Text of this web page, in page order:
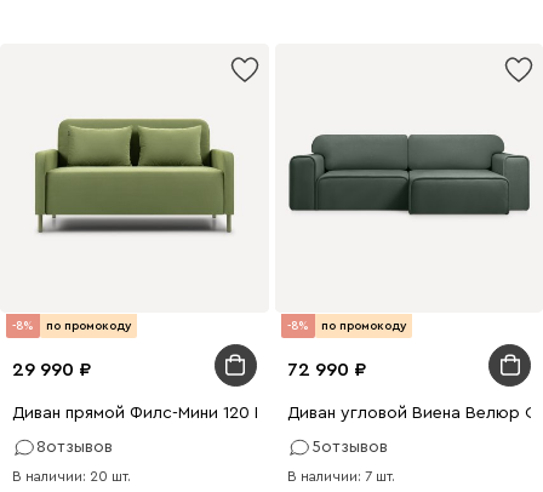
-8% по промокоду
29 990
Диван прямой Филс-Мини 120 Велюр Оливковый
8отзывов
В наличии: 20 шт.
-8% по промокоду
72 990
Диван угловой Виена Велюр
5отзывов
В наличии: 7 шт.